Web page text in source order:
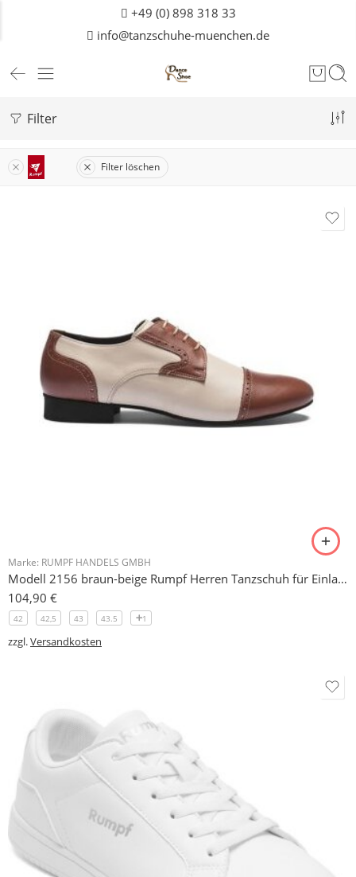
+49 (0) 898 318 33
info@tanzschuhe-muenchen.de
Filter
Filter löschen
Marke: RUMPF HANDELS GMBH
Modell 2156 braun-beige Rumpf Herren Tanzschuh für Einlagen geeignet
104,90 €
42 42,5 43 43.5 1
zzgl.Versandkosten